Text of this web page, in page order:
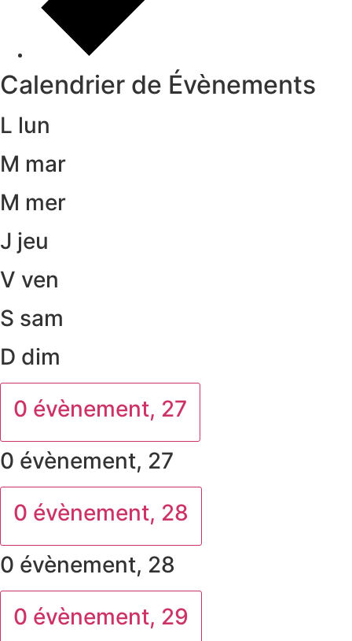
Calendrier de Évènements
L lun
M mar
M mer
J jeu
V ven
S sam
D dim
0 évènement, 27
0 évènement, 27
0 évènement, 28
0 évènement, 28
0 évènement, 29